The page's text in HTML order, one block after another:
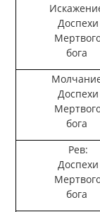
Доспехи
бога
Доспехи
бога
Рев:
Доспехи
бога